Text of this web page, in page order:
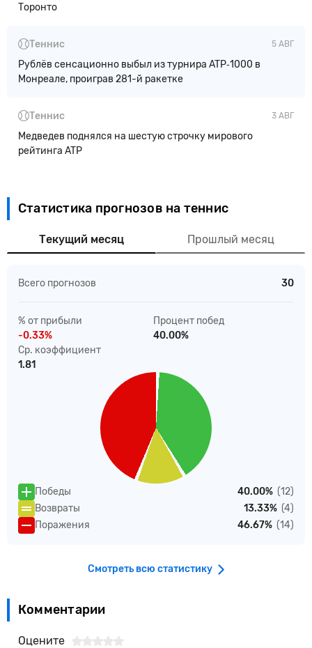
Торонто
5 АВГ
Теннис
Рублёв сенсационно выбыл из турнира ATP‑1000 в
Монреале, проиграв 281-й ракетке
3 АВГ
Теннис
Медведев поднялся на шестую строчку мирового
рейтинга ATP
Статистика прогнозов на теннис
Текущий месяц Прошлый месяц
Всего прогнозов 30
% от прибыли
-0.33%
Процент побед
40.00%
Ср. коэффициент
1.81
Победы 40.00% (12)
Возвраты
13.33% (4)
Поражения
46.67% (14)
Смотреть всю статистику
Комментарии
Оцените